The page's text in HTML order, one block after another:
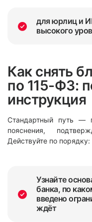
для юрлиц и
высокого
Как снять
по 115-ФЗ:
инструкция
Стандартный путь —
пояснения,
Действуйте по порядку:
Узнайте
банка, по
введено
ждёт